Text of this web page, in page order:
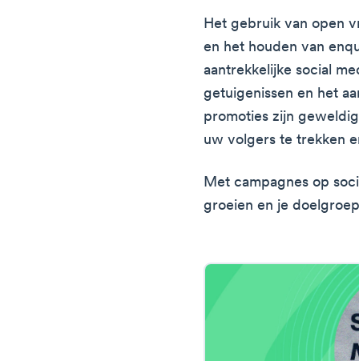
Het gebruik van open
en het houden van
aantrekkelijke social
getuigenissen en het
promoties zijn
uw volgers te trekken
Met campagnes op
groeien en je